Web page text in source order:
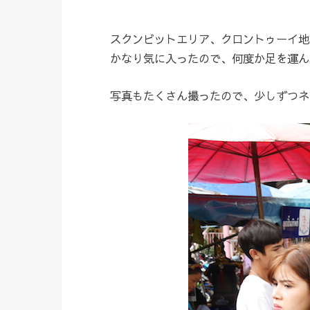
スクンビットエリア、クロントゥーイ
かなり気に入ったので、何度か足を運
写真もたくさん撮ったので、少しずつ